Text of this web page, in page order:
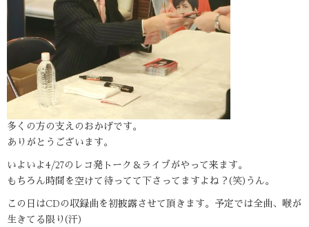
多くの方の支えのおかげです。
ありがとうございます。
いよいよ4/27のレコ発トーク＆ライブがやって来ます。
もちろん時間を空けて待ってて下さってますよね？(笑)うん。
この日はCDの収録曲を初披露させて頂きます。予定では全曲、喉が
生きてる限り(汗)